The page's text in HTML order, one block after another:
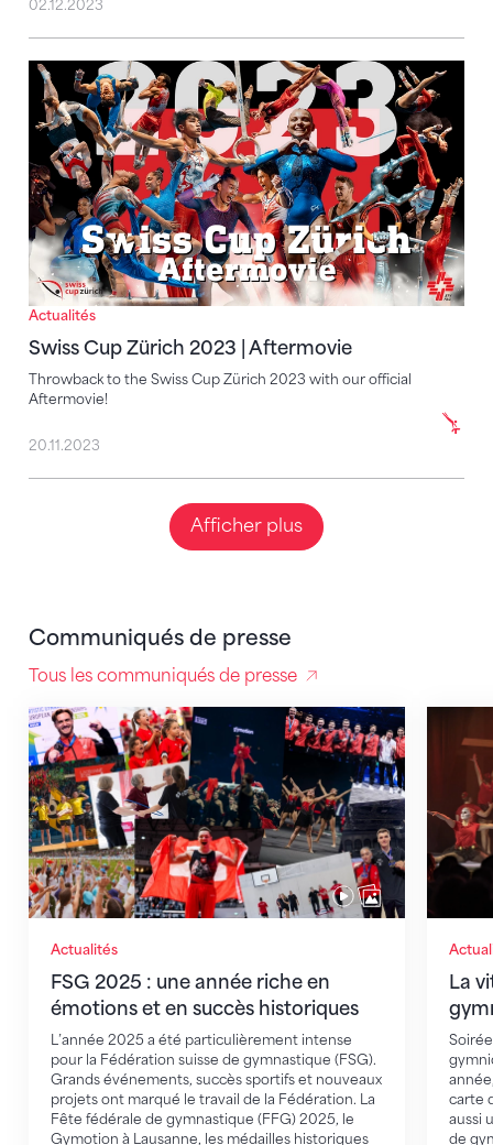
02.12.2023
Actualités
Swiss Cup Zürich 2023 | Aftermovie
Throwback to the Swiss Cup Zürich 2023 with our official
Aftermovie!
Swiss Cup Zürich 2023 | Aftermovie
20.11.2023
Afficher plus
Communiqués de presse
Tous les communiqués de presse
Actualités
FSG 2025 : une année riche en
émotions et en succès historiques
L’année 2025 a été particulièrement intense
pour la Fédération suisse de gymnastique (FSG).
Grands événements, succès sportifs et nouveaux
projets ont marqué le travail de la Fédération. La
Fête fédérale de gymnastique (FFG) 2025, le
Gymotion à Lausanne, les médailles historiques
FSG 2025 : une année riche en émotions et en
La
carte
aussi
de